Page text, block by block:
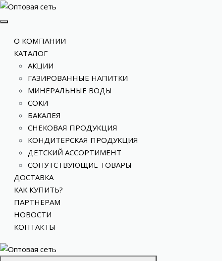
О КОМПАНИИ
КАТАЛОГ
АКЦИИ
ГАЗИРОВАННЫЕ НАПИТКИ
МИНЕРАЛЬНЫЕ ВОДЫ
СОКИ
БАКАЛЕЯ
СНЕКОВАЯ ПРОДУКЦИЯ
КОНДИТЕРСКАЯ ПРОДУКЦИЯ
ДЕТСКИЙ АССОРТИМЕНТ
СОПУТСТВУЮЩИЕ ТОВАРЫ
ДОСТАВКА
КАК КУПИТЬ?
ПАРТНЕРАМ
НОВОСТИ
КОНТАКТЫ